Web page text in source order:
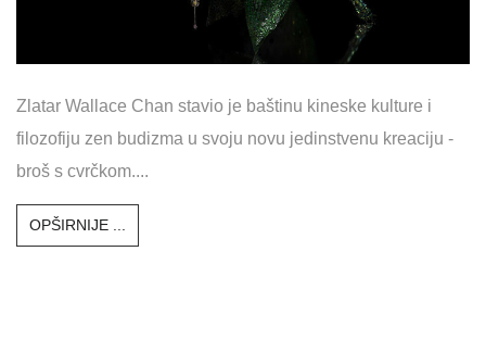
Zlatar Wallace Chan stavio je baštinu kineske kulture i
filozofiju zen budizma u svoju novu jedinstvenu kreaciju -
broš s cvrčkom....
OPŠIRNIJE ...